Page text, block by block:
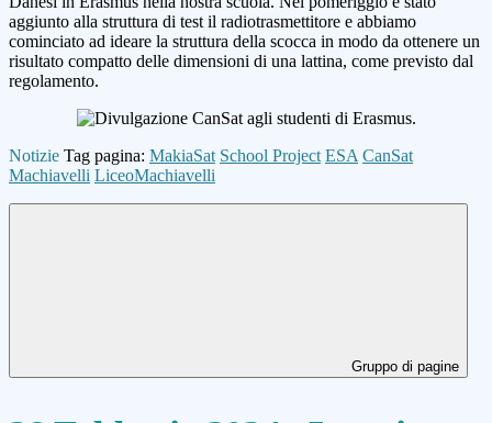
aggiunto alla struttura di test il radiotrasmettitore e abbiamo
cominciato ad ideare la struttura della scocca in modo da ottenere un
risultato compatto delle dimensioni di una lattina, come previsto dal
regolamento.
Notizie Tag pagina: MakiaSat School Project ESA CanSat
Machiavelli LiceoMachiavelli
Gruppo di pagine